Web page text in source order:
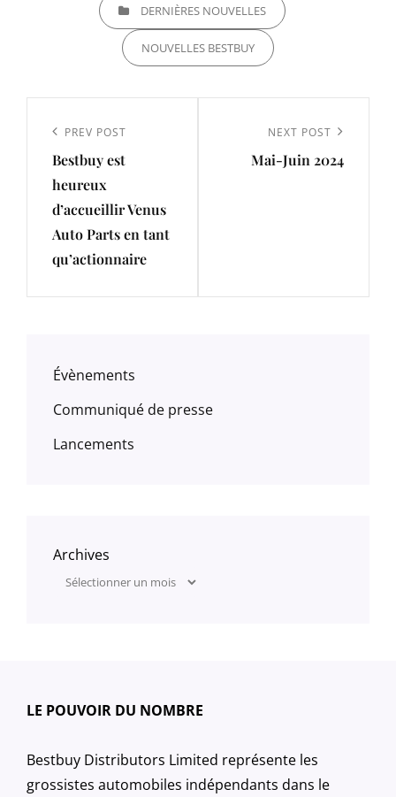
DERNIÈRES NOUVELLES
NOUVELLES BESTBUY
l’article
Previous
Post
PREV POST
Bestbuy est
heureux
d’accueillir Venus
Auto Parts en tant
qu’actionnaire
Post
NEXT POST
Mai-Juin 2024
Évènements
Communiqué de presse
Lancements
Archives
LE POUVOIR DU NOMBRE
Bestbuy Distributors Limited représente les
grossistes automobiles indépendants dans le